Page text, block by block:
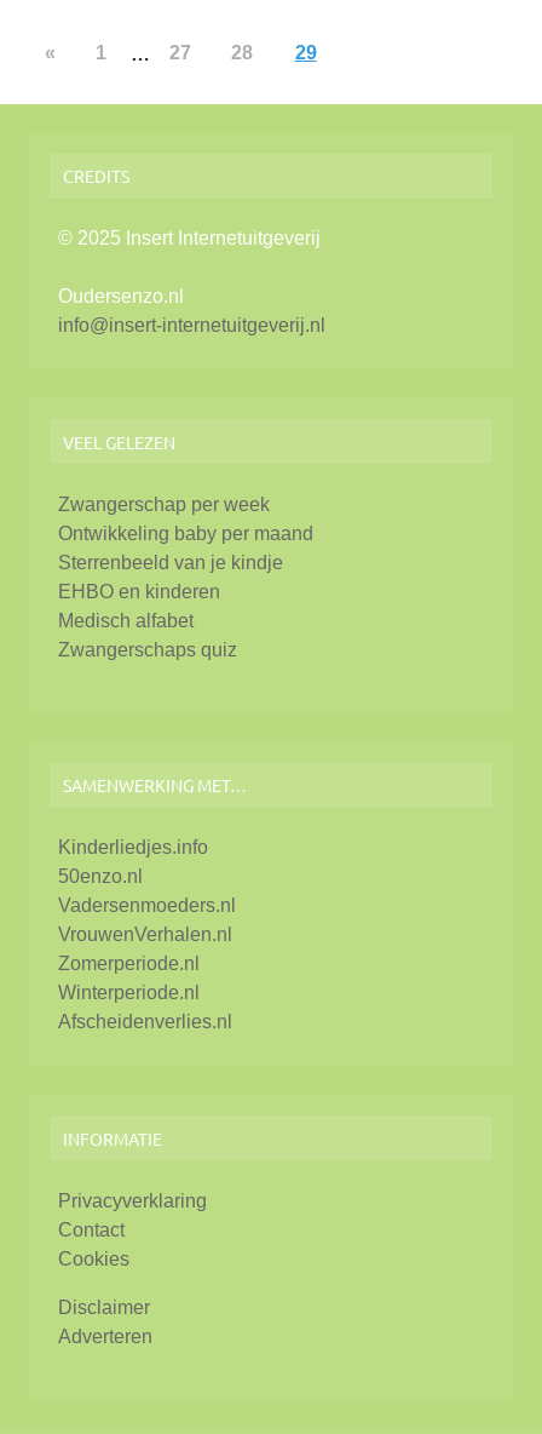
« 1 27 28 29
CREDITS
© 2025 Insert Internetuitgeverij
Oudersenzo.nl
info@insert-internetuitgeverij.nl
VEEL GELEZEN
Zwangerschap per week
Ontwikkeling baby per maand
Sterrenbeeld van je kindje
EHBO en kinderen
Medisch alfabet
Zwangerschaps quiz
SAMENWERKING MET…
Kinderliedjes.info
50enzo.nl
Vadersenmoeders.nl
VrouwenVerhalen.nl
Zomerperiode.nl
Winterperiode.nl
Afscheidenverlies.nl
INFORMATIE
Privacyverklaring
Contact
Cookies
Disclaimer
Adverteren